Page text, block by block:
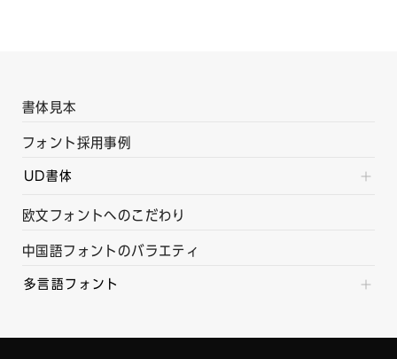
書体見本
フォント採用事例
UD書体
欧文フォントへのこだわり
中国語フォントのバラエティ
多言語フォント